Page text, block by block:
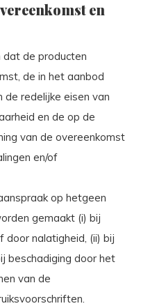
en
dat de producten
de in het aanbod
de redelijke eisen van
en de op de
van de overeenkomst
en/of
op hetgeen
gemaakt (i) bij
door nalatigheid, (ii) bij
beschadiging door het
van de